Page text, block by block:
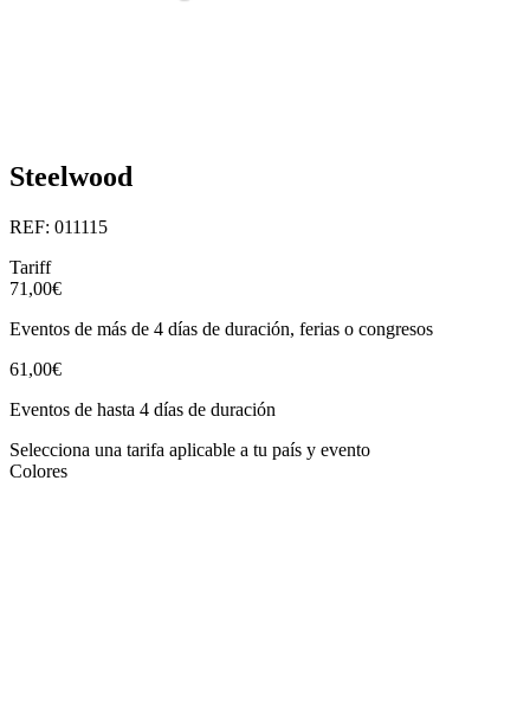
Steelwood
REF: 011115
Tariff
71,00€
Eventos de más de 4 días de duración, ferias o congresos
61,00€
Eventos de hasta 4 días de duración
Selecciona una tarifa aplicable a tu país y evento
Colores